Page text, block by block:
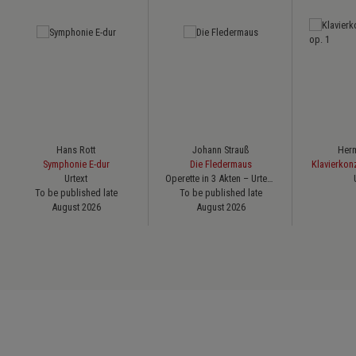
Hans Rott
Symphonie E-dur
Urtext
To be published late
August 2026
Johann Strauß
Die Fledermaus
Operette in 3 Akten – Urtext der Johann-Strauß-Gesamtausgabe
To be published late
August 2026